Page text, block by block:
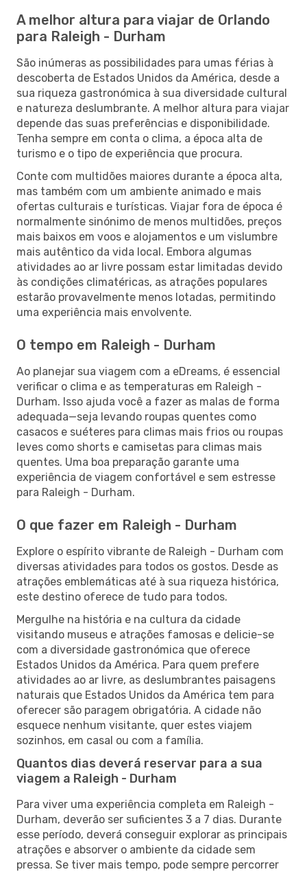
A melhor altura para viajar de Orlando
para Raleigh - Durham
São inúmeras as possibilidades para umas férias à
descoberta de Estados Unidos da América, desde a
sua riqueza gastronómica à sua diversidade cultural
e natureza deslumbrante. A melhor altura para viajar
depende das suas preferências e disponibilidade.
Tenha sempre em conta o clima, a época alta de
turismo e o tipo de experiência que procura.
Conte com multidões maiores durante a época alta,
mas também com um ambiente animado e mais
ofertas culturais e turísticas. Viajar fora de época é
normalmente sinónimo de menos multidões, preços
mais baixos em voos e alojamentos e um vislumbre
mais autêntico da vida local. Embora algumas
atividades ao ar livre possam estar limitadas devido
às condições climatéricas, as atrações populares
estarão provavelmente menos lotadas, permitindo
uma experiência mais envolvente.
O tempo em Raleigh - Durham
Ao planejar sua viagem com a eDreams, é essencial
verificar o clima e as temperaturas em Raleigh -
Durham. Isso ajuda você a fazer as malas de forma
adequada—seja levando roupas quentes como
casacos e suéteres para climas mais frios ou roupas
leves como shorts e camisetas para climas mais
quentes. Uma boa preparação garante uma
experiência de viagem confortável e sem estresse
para Raleigh - Durham.
O que fazer em Raleigh - Durham
Explore o espírito vibrante de Raleigh - Durham com
diversas atividades para todos os gostos. Desde as
atrações emblemáticas até à sua riqueza histórica,
este destino oferece de tudo para todos.
Mergulhe na história e na cultura da cidade
visitando museus e atrações famosas e delicie-se
com a diversidade gastronómica que oferece
Estados Unidos da América. Para quem prefere
atividades ao ar livre, as deslumbrantes paisagens
naturais que Estados Unidos da América tem para
oferecer são paragem obrigatória. A cidade não
esquece nenhum visitante, quer estes viajem
sozinhos, em casal ou com a família.
Quantos dias deverá reservar para a sua
viagem a Raleigh - Durham
Para viver uma experiência completa em Raleigh -
Durham, deverão ser suficientes 3 a 7 dias. Durante
esse período, deverá conseguir explorar as principais
atrações e absorver o ambiente da cidade sem
pressa. Se tiver mais tempo, pode sempre percorrer